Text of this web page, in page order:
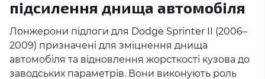
підсилення днища автомобіля
Лонжерони підлоги для Dodge Sprinter II (2006–
2009) призначені для зміцнення днища
автомобіля та відновлення жорсткості кузова до
заводських параметрів. Вони виконують роль